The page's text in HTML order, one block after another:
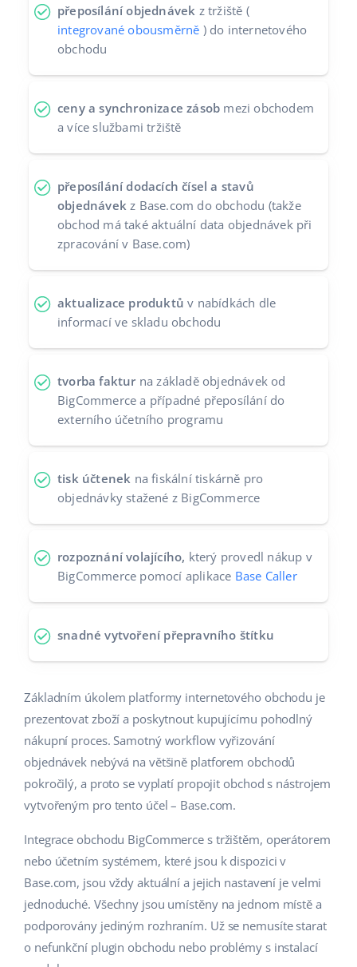
přeposílání objednávek z tržiště (
integrované obousměrně ) do internetového
obchodu
ceny a synchronizace zásob mezi obchodem
a více službami tržiště
přeposílání dodacích čísel a stavů
objednávek z Base.com do obchodu (takže
obchod má také aktuální data objednávek při
zpracování v Base.com)
aktualizace produktů v nabídkách dle
informací ve skladu obchodu
tvorba faktur na základě objednávek od
BigCommerce a případné přeposílání do
externího účetního programu
tisk účtenek na fiskální tiskárně pro
objednávky stažené z BigCommerce
rozpoznání volajícího, který provedl nákup v
BigCommerce pomocí aplikace Base Caller
snadné vytvoření přepravního štítku
Základním úkolem platformy internetového obchodu je
prezentovat zboží a poskytnout kupujícímu pohodlný
nákupní proces. Samotný workflow vyřizování
objednávek nebývá na většině platforem obchodů
pokročilý, a proto se vyplatí propojit obchod s nástrojem
vytvořeným pro tento účel – Base.com.
Integrace obchodu BigCommerce s tržištěm, operátorem
nebo účetním systémem, které jsou k dispozici v
Base.com, jsou vždy aktuální a jejich nastavení je velmi
jednoduché. Všechny jsou umístěny na jednom místě a
podporovány jediným rozhraním. Už se nemusíte starat
o nefunkční plugin obchodu nebo problémy s instalací